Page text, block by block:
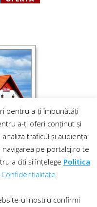
pentru a-ți îmbunătăți
a-ți oferi conținut și
traficul și audiența
pe portalcj.ro te
a citi și înțelege Politica
.
ul nostru confirmi